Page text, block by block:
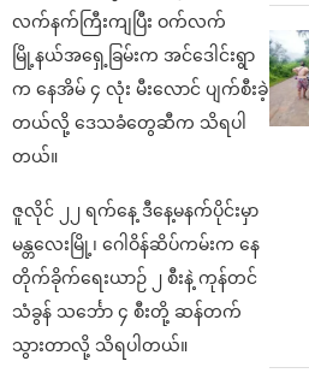
လက်နက်ကြီးကျပြီး ဝက်လက်
မြို့နယ်အရှေ့ခြမ်းက အင်ဒေါင်းရွာ
က နေအိမ် ၄ လုံး မီးလောင် ပျက်စီးခဲ့
တယ်လို့ ဒေသခံတွေဆီက သိရပါ
တယ်။
ဇူလိုင် ၂၂ ရက်နေ့ ဒီနေ့မနက်ပိုင်းမှာ
မန္တလေးမြို့၊ ဂေါဝိန်ဆိပ်ကမ်းက နေ
တိုက်ခိုက်ရေးယာဉ် ၂ စီးနဲ့ ကုန်တင်
သံခွန် သင်္ဘော ၄ စီးတို့ ဆန်တက်
သွားတာလို့ သိရပါတယ်။